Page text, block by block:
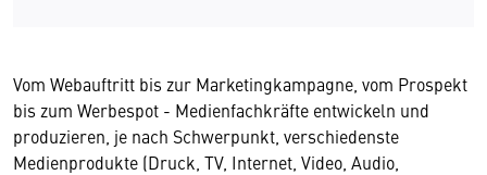
Vom Webauftritt bis zur Marketingkampagne, vom Prospekt
bis zum Werbespot - Medienfachkräfte entwickeln und
produzieren, je nach Schwerpunkt, verschiedenste
Medienprodukte (Druck, TV, Internet, Video, Audio,